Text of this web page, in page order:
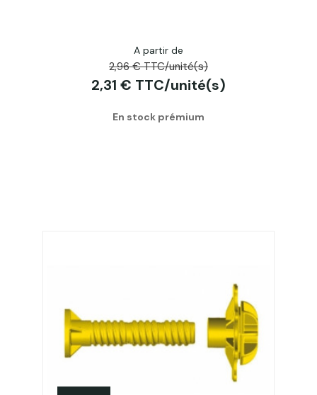
A partir de
2,96 € TTC/unité(s)
2,31 € TTC/unité(s)
En stock prémium